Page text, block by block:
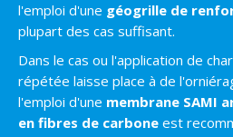
l'emploi d'une géogrille de
plupart des cas suffisant.
Dans le cas ou l'application de
répétée laisse place à de
l'emploi d'une membrane SAMI
en fibres de carbone est